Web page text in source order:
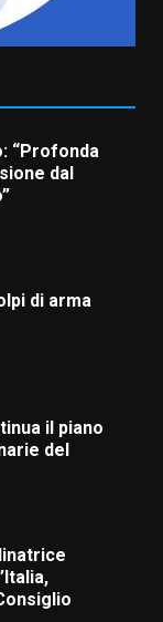
in
“Profonda
dal
di arma
il piano
del